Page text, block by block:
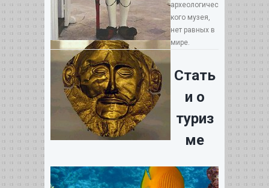
археологичес
кого музея,
нет равных в
мире.
Стать
и о
туриз
ме